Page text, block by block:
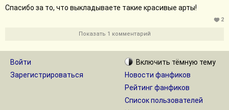
Спасибо за то, что выкладываете такие красивые арты!
2
Показать 1 комментарий
Войти
Зарегистрироваться
Включить тёмную тему
Новости фанфиков
Рейтинг фанфиков
Список пользователей